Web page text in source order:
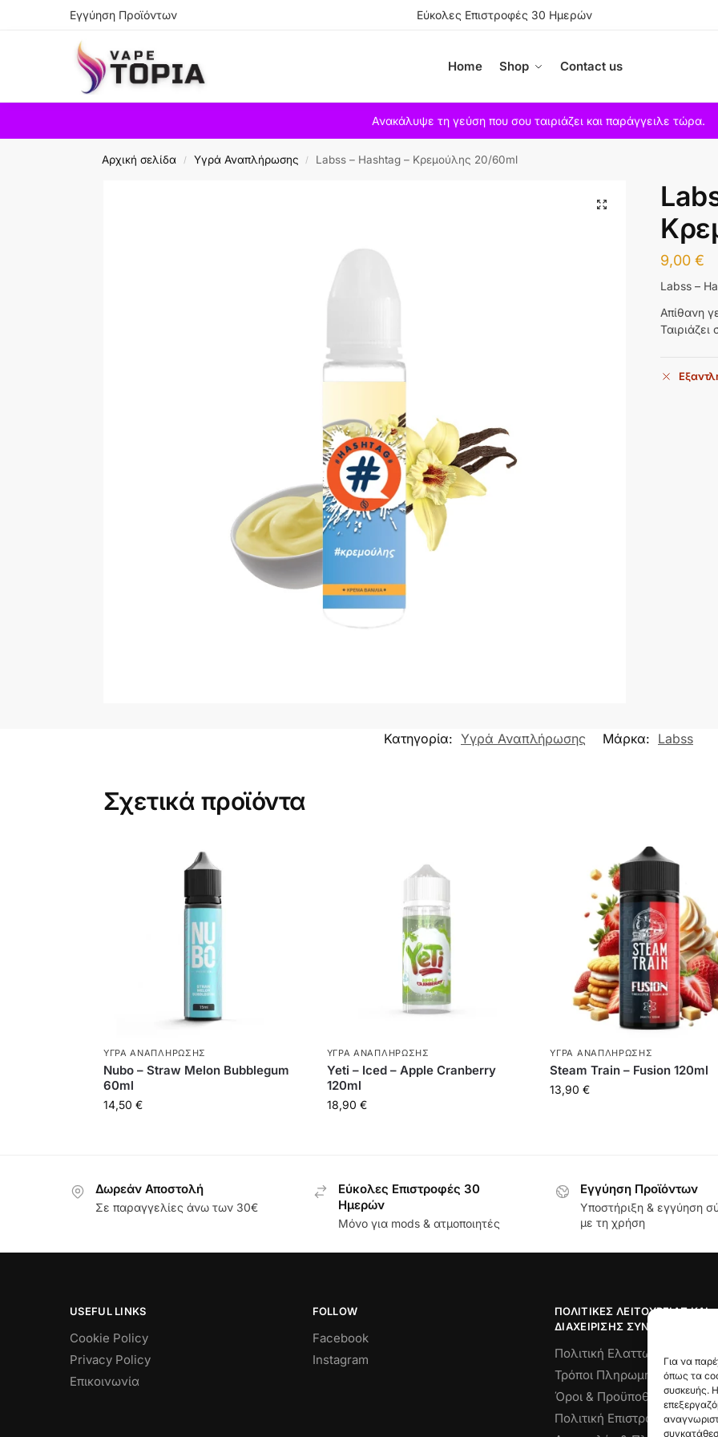
Για να
όπως τα
συσκευής.
Εγγύηση Προϊόντων Εύκολες Επιστροφές 30 Ημερών
Home Shop Contact us
Search
Ανακάλυψε τη γεύση που σου ταιριάζει και παράγγειλε τώρα.
Αρχική σελίδα / Υγρά Αναπλήρωσης / Labss – Hashtag – Κρεμούλης 20/60ml
9,00€
Labss –
Απίθανη
Κατηγορία: Υγρά Αναπλήρωσης Μάρκα: Labss
Σχετικά προϊόντα
ΥΓΡΆ ΑΝΑΠΛΉΡΩΣΗΣ
Nubo – Straw Melon Bubblegum
60ml
14,50 €
ΥΓΡΆ ΑΝΑΠΛΉΡΩΣΗΣ
Yeti – Iced – Apple Cranberry
120ml
18,90 €
ΥΓΡΆ ΑΝΑΠΛΉΡΩΣΗΣ
Steam Train – Fusion 120ml
13,90€
Δωρεάν Αποστολή
Σε παραγγελίες άνω των 30€
Εύκολες Επιστροφές 30
Ημερών
Μόνο για mods & ατμοποιητές
Εγγύηση Προϊόντων
Υποστήριξη & εγγύηση
με τη χρήση
USEFUL LINKS
Cookie Policy
Privacy Policy
Επικοινωνία
FOLLOW
Facebook
Instagram
ΠΟΛΙΤΙΚΈΣ ΛΕΙΤΟΥΡΓΊΑΣ ΚΑΙ
ΔΙΑΧΕΊΡΙΣΗΣ ΣΥΝΑΛΛΑΓΏΝ
Πολιτική Ελαττωματικού
Τρόποι Πληρωμής
Όροι & Προϋποθέσεις
Πολιτική Επιστροφών